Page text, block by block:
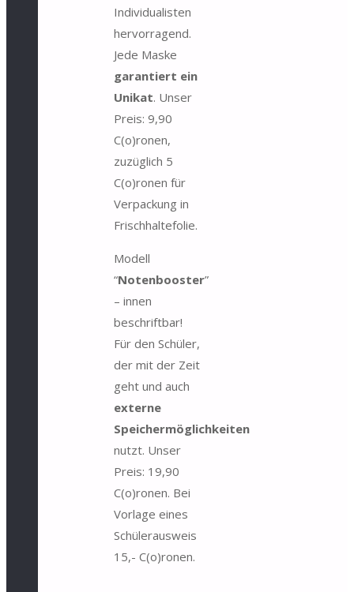
Individualisten
hervorragend.
Jede Maske
garantiert ein
Unikat. Unser
Preis: 9,90
C(o)ronen,
zuzüglich 5
C(o)ronen für
Verpackung in
Frischhaltefolie.
Modell
“Notenbooster”
– innen
beschriftbar!
Für den Schüler,
der mit der Zeit
geht und auch
externe
Speichermöglichkeiten
nutzt. Unser
Preis: 19,90
C(o)ronen. Bei
Vorlage eines
Schülerausweis
15,- C(o)ronen.